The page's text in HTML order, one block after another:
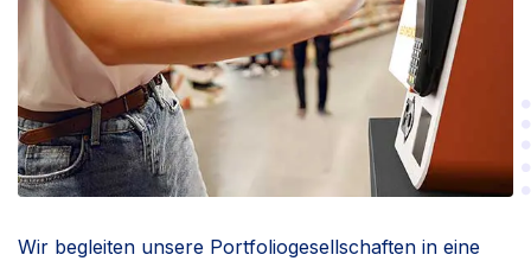
Wir begleiten unsere Portfoliogesellschaften in eine